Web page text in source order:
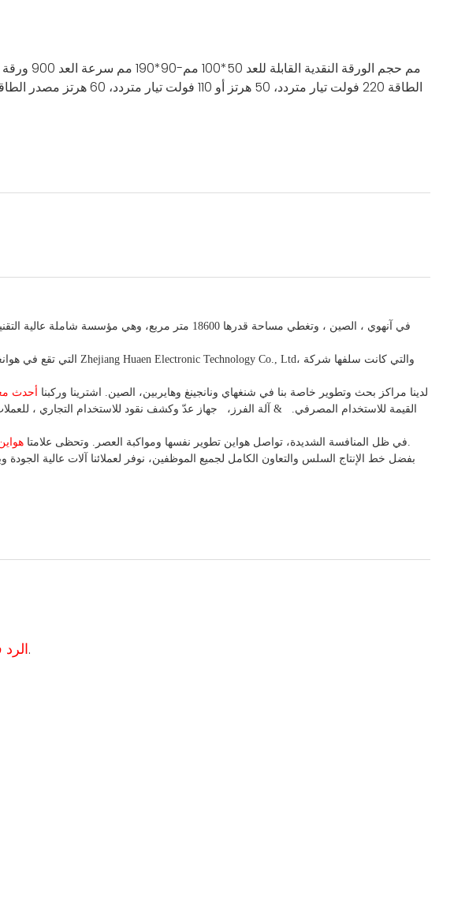
294x278x180 مم حجم الورقة النقدية القابلة للعد 50*100 مم-90*190 مم سرعة العد 900 ورقة نقدية/دقيقة
الطاقة 220 فولت تيار متردد، 50 هرتز أو 110 فولت تيار متردد، 60 هرتز مصدر
في آنهوي ، الصين ، وتغطي مساحة قدرها 18600 متر مربع، وهي
مؤسسة شاملة عالية
لدينا مراكز بحث وتطوير خاصة بنا في شنغهاي ونانجينغ وهايربين، الصين. اشترينا وركبنا أحدث
القيمة للاستخدام
المصرفي. & آلة الفرز، جهاز عدّ وكشف نقود للاستخدام التجاري ،
في ظل المنافسة الشديدة، تواصل هواين تطوير نفسها ومواكبة العصر. وتحظى علامتا
بفضل خط الإنتاج السلس والتعاون الكامل لجميع الموظفين، نوفر لعملائنا آلات عالية
2- سوف نقوم بالرد على استفسارك في 12 ساعة، وقت العمل لدينا هو 24 ساعة.